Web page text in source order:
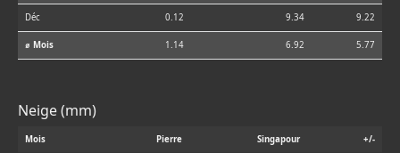
Déc 0.12 9.34 9.22
⌀ Mois 1.14 6.92 5.77
Neige (mm)
Mois Pierre Singapour +/-